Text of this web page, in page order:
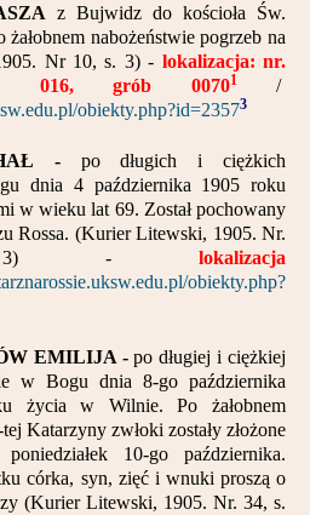
z Bujwidz do kościoła Św.
nabożeństwie pogrzeb na
Nr 10, s. 3) - lokalizacja: nr.
016, grób 00701
/
obiekty.php?id=23573
- po długich i ciężkich
dnia 4 października 1905 roku
w wieku lat 69. Został pochowany
Rossa. (Kurier Litewski, 1905. Nr.
3) - lokalizacja
obiekty.php?
EMILIJA -po długiej i ciężkiej
w Bogu dnia 8-go października
życia w Wilnie. Po żałobnem
Katarzyny zwłoki zostały złożone
10-go października.
córka, syn, zięć i wnuki proszą o
(Kurier Litewski, 1905. Nr. 34, s.